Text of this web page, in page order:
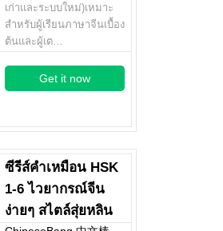
เก่าและระบบใหม่)เหมาะ
สำหรับผู้เรียนภาษาจีนเบื้อง
ต้นและผู้เต…
Get it now
ซีรีส์คำเหมือน HSK
1-6 ไวยากรณ์จีน
ง่ายๆ สไตล์สุ่ยหลิน